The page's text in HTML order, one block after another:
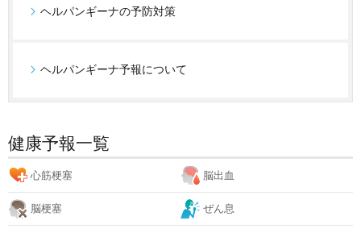
ヘルパンギーナの予防対策
ヘルパンギーナ予報について
健康予報一覧
心筋梗塞 脳出血
脳梗塞 ぜん息